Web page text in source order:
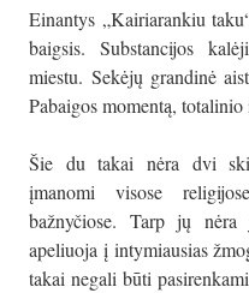
Einantys „Kairiarankiu
baigsis. Substancijos
miestu. Sekėjų grandinė
Pabaigos momentą,
Šie du takai nėra dvi
įmanomi visose
bažnyčiose. Tarp jų
apeliuoja į intymiausias
takai negali būti